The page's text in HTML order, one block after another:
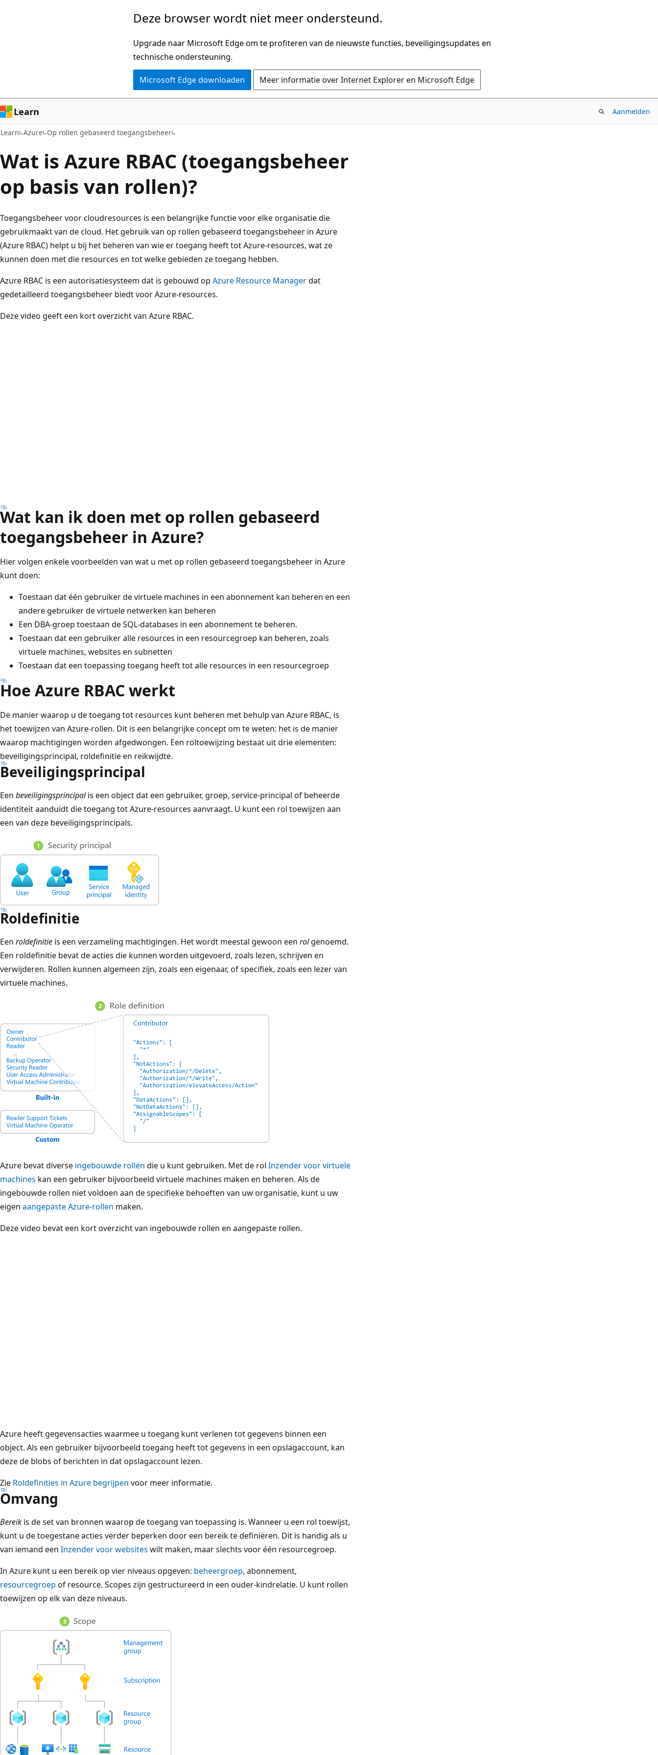
Deze browser wordt niet meer ondersteund.
Upgrade naar Microsoft Edge om te profiteren van de nieuwste functies, beveiligingsupdates en
technische ondersteuning.
Microsoft Edge downloaden Meer informatie over Internet Explorer en Microsoft Edge
Learn Aanmelden
Learn Azure Op rollen gebaseerd toegangsbeheer
Wat is Azure RBAC (toegangsbeheer
op basis van rollen)?
Toegangsbeheer voor cloudresources is een belangrijke functie voor elke organisatie die
gebruikmaakt van de cloud. Het gebruik van op rollen gebaseerd toegangsbeheer in Azure
(Azure RBAC) helpt u bij het beheren van wie er toegang heeft tot Azure-resources, wat ze
kunnen doen met die resources en tot welke gebieden ze toegang hebben.
Azure RBAC is een autorisatiesysteem dat is gebouwd op Azure Resource Managerdat
gedetailleerd toegangsbeheer biedt voor Azure-resources.
Deze video geeft een kort overzicht van Azure RBAC.
Wat kan ik doen met op rollen gebaseerd
toegangsbeheer in Azure?
Hier volgen enkele voorbeelden van wat u met op rollen gebaseerd toegangsbeheer in Azure
kunt doen:
Toestaan dat één gebruiker de virtuele machines in een abonnement kan beheren en een
andere gebruiker de virtuele netwerken kan beheren
Een DBA-groep toestaan de SQL-databases in een abonnement te beheren.
Toestaan dat een gebruiker alle resources in een resourcegroep kan beheren, zoals
virtuele machines, websites en subnetten
Toestaan dat een toepassing toegang heeft tot alle resources in een resourcegroep
Hoe Azure RBAC werkt
De manier waarop u de toegang tot resources kunt beheren met behulp van Azure RBAC, is
het toewijzen van Azure-rollen. Dit is een belangrijke concept om te weten: het is de manier
waarop machtigingen worden afgedwongen. Een roltoewijzing bestaat uit drie elementen:
beveiligingsprincipal, roldefinitie en reikwijdte.
Beveiligingsprincipal
Een beveiligingsprincipalis een object dat een gebruiker, groep, service-principal of beheerde
identiteit aanduidt die toegang tot Azure-resources aanvraagt. U kunt een rol toewijzen aan
een van deze beveiligingsprincipals.
Roldefinitie
Een roldefinitie is een verzameling machtigingen. Het wordt meestal gewoon een rolgenoemd.
Een roldefinitie bevat de acties die kunnen worden uitgevoerd, zoals lezen, schrijven en
verwijderen. Rollen kunnen algemeen zijn, zoals een eigenaar, of specifiek, zoals een lezer van
virtuele machines.
Azure bevat diverse ingebouwde rollen die u kunt gebruiken. Met de rol Inzender voor virtuele
machines kan een gebruiker bijvoorbeeld virtuele machines maken en beheren. Als de
ingebouwde rollen niet voldoen aan de specifieke behoeften van uw organisatie, kunt u uw
eigen aangepaste Azure-rollen maken.
Deze video bevat een kort overzicht van ingebouwde rollen en aangepaste rollen.
Azure heeft gegevensacties waarmee u toegang kunt verlenen tot gegevens binnen een
object. Als een gebruiker bijvoorbeeld toegang heeft tot gegevens in een opslagaccount, kan
deze de blobs of berichten in dat opslagaccount lezen.
Zie Roldefinities in Azure begrijpen voor meer informatie.
Omvang
Bereik is de set van bronnen waarop de toegang van toepassing is. Wanneer u een rol toewijst,
kunt u de toegestane acties verder beperken door een bereik te definiëren. Dit is handig als u
van iemand een Inzender voor websites wilt maken, maar slechts voor één resourcegroep.
In Azure kunt u een bereik op vier niveaus opgeven: beheergroep, abonnement,
resourcegroep of resource. Scopes zijn gestructureerd in een ouder-kindrelatie. U kunt rollen
toewijzen op elk van deze niveaus.